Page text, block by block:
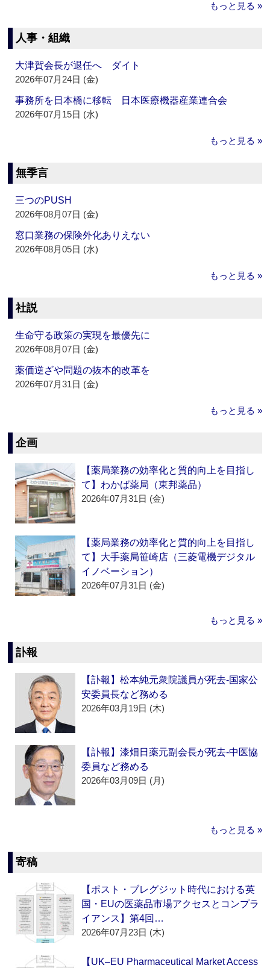
もっと見る »
人事・組織
大津賀会長が退任へ ダイト
2026年07月24日 (金)
事務所を日本橋に移転 日本医療機器産業連合会
2026年07月15日 (水)
もっと見る »
無季言
三つのPUSH
2026年08月07日 (金)
窓口業務の保険外化ありえない
2026年08月05日 (水)
もっと見る »
社説
生命守る政策の実現を最優先に
2026年08月07日 (金)
薬価逆ざや問題の抜本的改革を
2026年07月31日 (金)
もっと見る »
企画
【薬局業務の効率化と質的向上を目指し
て】わかば薬局（東邦薬品）
2026年07月31日 (金)
【薬局業務の効率化と質的向上を目指し
て】大手薬局笹崎店（三菱電機デジタル
イノベーション）
2026年07月31日 (金)
もっと見る »
訃報
【訃報】松本純元衆院議員が死去‐国家公
安委員長など務める
2026年03月19日 (木)
【訃報】漆畑日薬元副会長が死去‐中医協
委員など務める
2026年03月09日 (月)
もっと見る »
寄稿
【ポスト・ブレグジット時代における英
国・EUの医薬品市場アクセスとコンプラ
イアンス】第4回…
2026年07月23日 (木)
【UK–EU Pharmaceutical Market Access